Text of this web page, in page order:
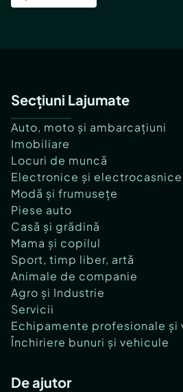
Secțiuni Lajumate
Auto, moto și ambarcațiuni
Imobiliare
Locuri de muncă
Electronice și electrocasnice
Modă și frumusețe
Piese auto
Casă și grădină
Mama și copilul
Sport, timp liber, artă
Animale de companie
Agro și Industrie
Servicii
Echipamente profesionale și
Închiriere bunuri și vehicule
De ajutor